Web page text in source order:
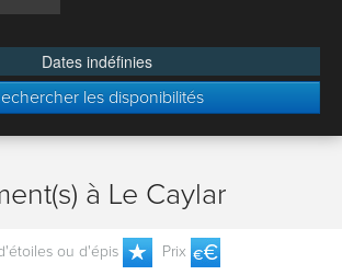
Dates indéfinies
les disponibilités
à Le Caylar
ou d'épis Prix